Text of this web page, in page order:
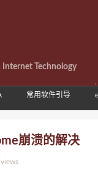
Technology
常用软件引导
崩溃的解决